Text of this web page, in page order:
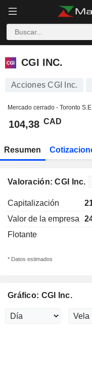
CGI INC.
CGI INC.
Acciones CGI Inc.
Mercado cerrado - Toronto
104,38 CAD
Resumen
Valoración: CGI Inc.
Capitalización
Valor de la empresa
Flotante
* Datos estimados
Gráfico: CGI Inc.